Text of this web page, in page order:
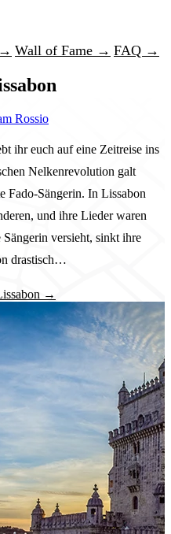
Wall of Fame → FAQ →
Rossio
ihr euch auf eine Zeitreise ins
Nelkenrevolution galt
Fado-Sängerin. In Lissabon
und ihre Lieder waren
versieht, sinkt ihre
drastisch…
→